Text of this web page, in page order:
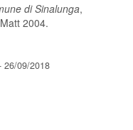
di Sinalunga,
2004.
26/09/2018